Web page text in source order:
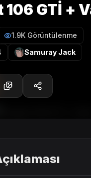
106 GTİ +
1.9K Görüntülenme
Samuray Jack